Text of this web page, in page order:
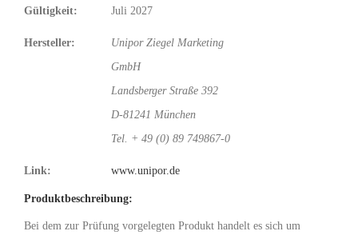
Gültigkeit: Juli 2027
Hersteller:
Unipor Ziegel Marketing
GmbH
Landsberger Straße 392
D-81241 München
Tel. + 49 (0) 89 749867-0
Link: www.unipor.de
Produktbeschreibung:
Bei dem zur Prüfung vorgelegten Produkt handelt es sich um